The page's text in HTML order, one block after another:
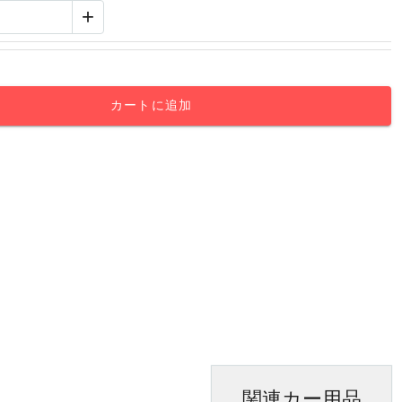
+
カートに追加